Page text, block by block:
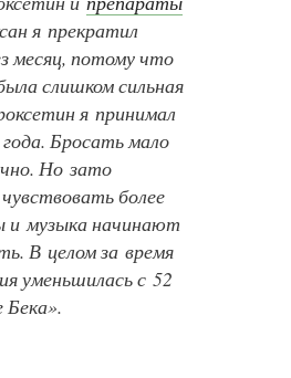
я прекратил
месяц, потому что
слишком сильная
я принимал
Бросать мало
Но зато
более
музыка начинают
В целом за время
уменьшилась с 52